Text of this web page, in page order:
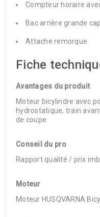
Compteur horaire
Bac arrière grande
Attache remorque
Fiche
Avantages du produit
Moteur bicylindre avec
hydrostatique, train
de coupe
Conseil du pro
Rapport qualité / prix
Moteur
Moteur HUSQVARNA